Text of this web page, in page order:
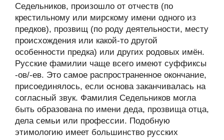
Седельников, произошло от отчеств (по
крестильному или мирскому имени одного из
предков), прозвищ (по роду деятельности, месту
происхождения или какой-то другой
особенности предка) или других родовых имён.
Русские фамилии чаще всего имеют суффиксы
-ов/-ев. Это самое распространенное окончание,
присоединялось, если основа заканчивалась на
согласный звук. Фамилия Седельников могла
быть образована по имени деда, прозвища отца,
дела семьи или профессии. Подобную
этимологию имеет большинство русских